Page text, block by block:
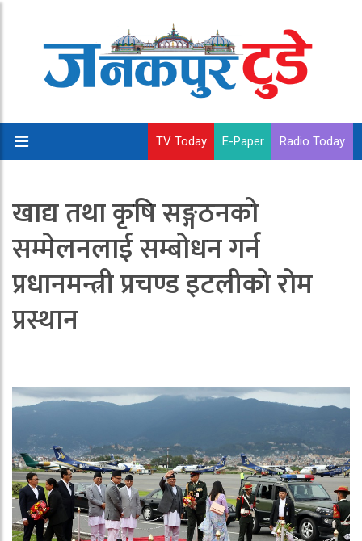
TV Today E-Paper Radio Today
खाद्य तथा कृषि सङ्गठनको
सम्मेलनलाई सम्बोधन गर्न
प्रधानमन्त्री प्रचण्ड इटलीको रोम
प्रस्थान